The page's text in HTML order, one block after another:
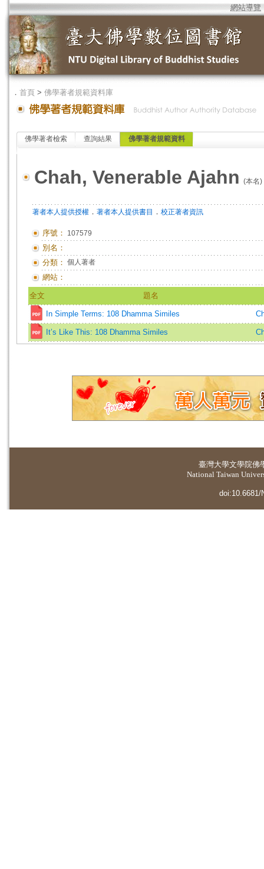
網站導覽
． 首頁 > 佛學著者規範資料庫
佛學著者檢索 查詢結果 佛學著者規範資料
Chah, Venerable Ajahn (本名)
著者本人提供授權 ． 著者本人提供書目 ． 校正著者資訊
序號： 107579
別名：
分類： 個人著者
網站：
全文 題名
In Simple Terms: 108 Dhamma Similes
It’s Like This: 108 Dhamma Similes
臺灣大學文學院佛
National Taiwan
doi:10.6681/